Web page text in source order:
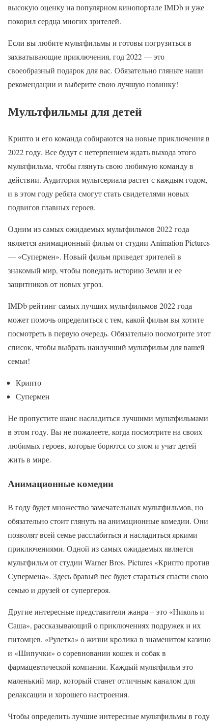
высокую оценку на популярном кинопортале IMDb и уже
покорил сердца многих зрителей.
Если вы любите мультфильмы и готовы погрузиться в
захватывающие приключения, год 2022 — это
своеобразный подарок для вас. Обязательно гляньте наши
рекомендации и выберите свою лучшую новинку!
Мультфильмы для детей
Крипто и его команда собираются на новые приключения в
2022 году. Все будут с нетерпением ждать выхода этого
мультфильма, чтобы глянуть свою любимую команду в
действии. Аудитория мультсериала растет с каждым годом,
и в этом году ребята смогут стать свидетелями новых
подвигов главных героев.
Одним из самых ожидаемых мультфильмов 2022 года
является анимационный фильм от студии Animation Pictures
— «Супермен». Новый фильм приведет зрителей в
знакомый мир, чтобы поведать историю Земли и ее
защитников от новых угроз.
IMDb рейтинг самых лучших мультфильмов 2022 года
может помочь определиться с тем, какой фильм вы хотите
посмотреть в первую очередь. Обязательно посмотрите этот
список, чтобы выбрать наилучший мультфильм для вашей
семьи!
Крипто
Супермен
Не пропустите шанс насладиться лучшими мультфильмами
в этом году. Вы не пожалеете, когда посмотрите на своих
любимых героев, которые борются со злом и учат детей
жить в мире.
Анимационные комедии
В году будет множество замечательных мультфильмов, но
обязательно стоит глянуть на анимационные комедии. Они
позволят всей семье расслабиться и насладиться яркими
приключениями. Одной из самых ожидаемых является
мультфильм от студии Warner Bros. Pictures «Крипто против
Супермена». Здесь бравый пес будет стараться спасти свою
семью и друзей от супергероя.
Другие интересные представители жанра – это «Николь и
Саша», рассказывающий о приключениях подружек и их
питомцев, «Рулетка» о жизни кролика в знаменитом казино
и «Шипучки» о соревновании кошек и собак в
фармацевтической компании. Каждый мультфильм это
маленький мир, который станет отличным каналом для
релаксации и хорошего настроения.
Чтобы определить лучшие интересные мультфильмы в году